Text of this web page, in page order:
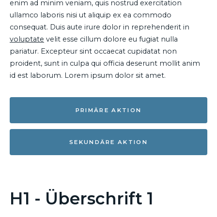
enim ad minim veniam, quis nostrud exercitation
ullamco laboris nisi ut aliquip ex ea commodo
consequat. Duis aute irure dolor in reprehenderit in
voluptate velit esse cillum dolore eu fugiat nulla
pariatur. Excepteur sint occaecat cupidatat non
proident, sunt in culpa qui officia deserunt mollit anim
id est laborum. Lorem ipsum dolor sit amet.
PRIMÄRE AKTION
SEKUNDÄRE AKTION
H1 - Überschrift 1